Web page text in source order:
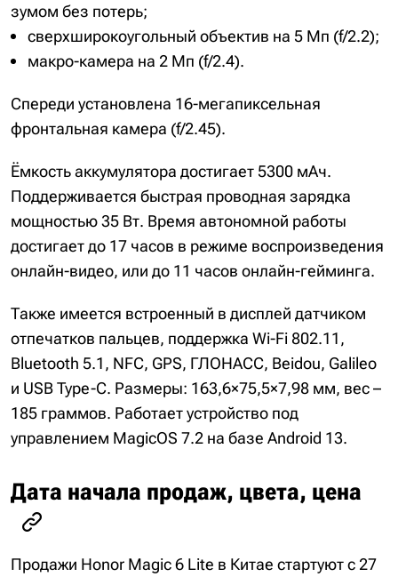
зумом без потерь;
сверхширокоугольный объектив на 5 Мп (f/2.2);
макро-камера на 2 Мп (f/2.4).
Спереди установлена ​​16-мегапиксельная
фронтальная камера (f/2.45).
Ёмкость аккумулятора достигает 5300 мАч.
Поддерживается быстрая проводная зарядка
мощностью 35 Вт. Время автономной работы
достигает до 17 часов в режиме воспроизведения
онлайн-видео, или до 11 часов онлайн-гейминга.
Также имеется встроенный в дисплей датчиком
отпечатков пальцев, поддержка Wi-Fi 802.11,
Bluetooth 5.1, NFC, GPS, ГЛОНАСС, Beidou, Galileo
и USB Type-C. Размеры: 163,6×75,5×7,98 мм, вес –
185 граммов. Работает устройство под
управлением MagicOS 7.2 на базе Android 13.
Дата начала продаж, цвета, цена
Продажи Honor Magic 6 Lite в Китае стартуют с 27